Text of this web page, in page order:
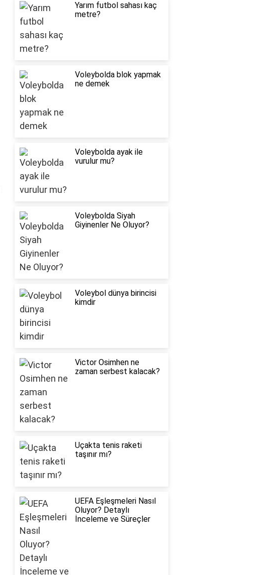
Yarım futbol sahası kaç
metre?
Voleybolda blok yapmak
ne demek
Voleybolda ayak ile
vurulur mu?
Voleybolda Siyah
Giyinenler Ne Oluyor?
Voleybol dünya birincisi
kimdir
Victor Osimhen ne
zaman serbest kalacak?
Uçakta tenis raketi
taşınır mı?
UEFA Eşleşmeleri Nasıl
Oluyor? Detaylı
İnceleme ve Süreçler